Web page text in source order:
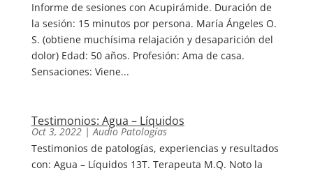
Informe de sesiones con Acupirámide. Duración de
la sesión: 15 minutos por persona. María Ángeles O.
S. (obtiene muchísima relajación y desaparición del
dolor) Edad: 50 años. Profesión: Ama de casa.
Sensaciones: Viene...
Testimonios: Agua – Líquidos
Oct 3, 2022|Audio Patologías
Testimonios de patologías, experiencias y resultados
con: Agua – Líquidos 13T. Terapeuta M.Q. Noto la